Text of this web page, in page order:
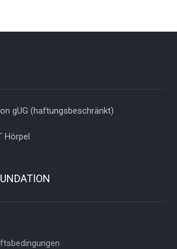
gUG (haftungsbeschränkt)
Hörpel